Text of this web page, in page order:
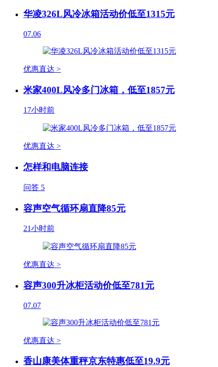
华凌326L风冷冰箱活动价低至1315元
07.06
优惠直达 >
米家400L风冷多门冰箱，低至1857元
17小时前
优惠直达 >
怎样和电脑连接
问答 5
容声空气循环扇直降85元
21小时前
优惠直达 >
容声300升冰柜活动价低至781元
07.07
优惠直达 >
香山康美体重秤京东特惠低至19.9元